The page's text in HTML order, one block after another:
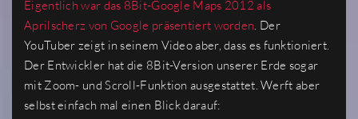
Eigentlich war das 8Bit-Google Maps 2012 als
Aprilscherz von Google präsentiert worden. Der
YouTuber zeigt in seinem Video aber, dass es funktioniert.
Der Entwickler hat die 8Bit-Version unserer Erde sogar
mit Zoom- und Scroll-Funktion ausgestattet. Werft aber
selbst einfach mal einen Blick darauf: